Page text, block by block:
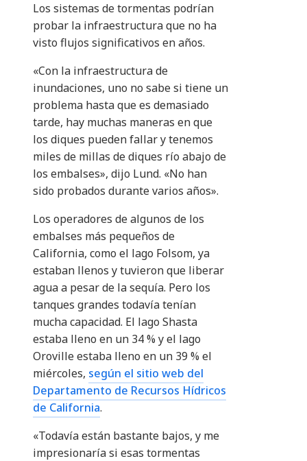
Los sistemas de tormentas podrían
probar la infraestructura que no ha
visto flujos significativos en años.
«Con la infraestructura de
inundaciones, uno no sabe si tiene un
problema hasta que es demasiado
tarde, hay muchas maneras en que
los diques pueden fallar y tenemos
miles de millas de diques río abajo de
los embalses», dijo Lund. «No han
sido probados durante varios años».
Los operadores de algunos de los
embalses más pequeños de
California, como el lago Folsom, ya
estaban llenos y tuvieron que liberar
agua a pesar de la sequía. Pero los
tanques grandes todavía tenían
mucha capacidad. El lago Shasta
estaba lleno en un 34 % y el lago
Oroville estaba lleno en un 39 % el
miércoles, según el sitio web del
Departamento de Recursos Hídricos
de California.
«Todavía están bastante bajos, y me
impresionaría si esas tormentas